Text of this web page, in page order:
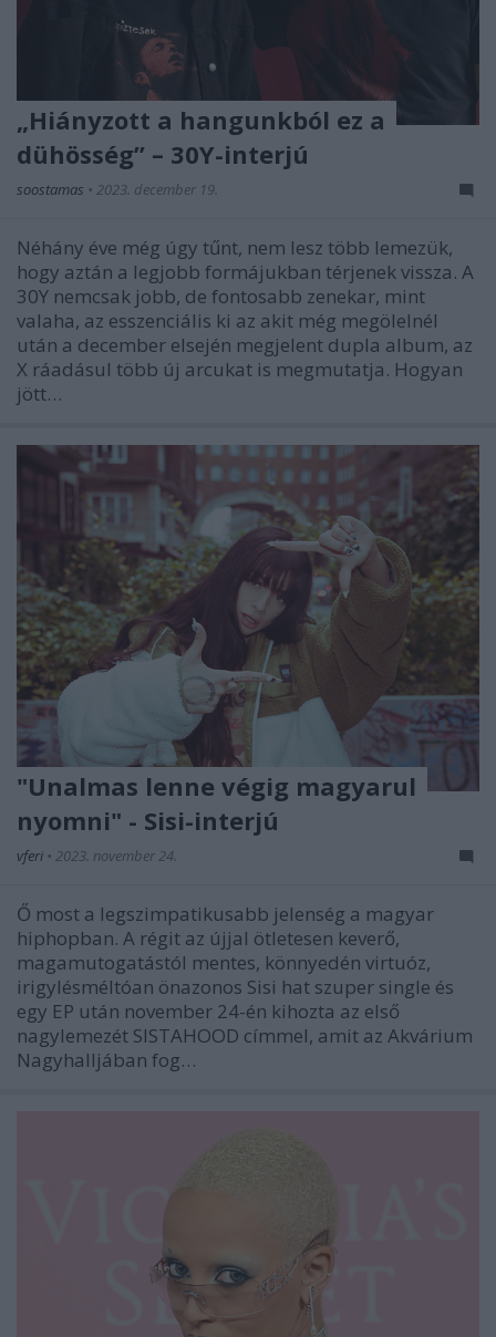
„Hiányzott a hangunkból ez a
dühösség” – 30Y-interjú
soostamas • 2023. december 19.
Néhány éve még úgy tűnt, nem lesz több lemezük,
hogy aztán a legjobb formájukban térjenek vissza. A
30Y nemcsak jobb, de fontosabb zenekar, mint
valaha, az esszenciális ki az akit még megölelnél
után a december elsején megjelent dupla album, az
X ráadásul több új arcukat is megmutatja. Hogyan
jött…
"Unalmas lenne végig magyarul
nyomni" - Sisi-interjú
vferi • 2023. november 24.
Ő most a legszimpatikusabb jelenség a magyar
hiphopban. A régit az újjal ötletesen keverő,
magamutogatástól mentes, könnyedén virtuóz,
irigylésméltóan önazonos Sisi hat szuper single és
egy EP után november 24-én kihozta az első
nagylemezét SISTAHOOD címmel, amit az Akvárium
Nagyhalljában fog…